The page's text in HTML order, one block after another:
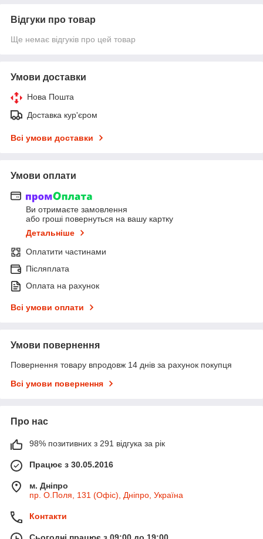
Відгуки про товар
Ще немає відгуків про цей товар
Умови доставки
Нова Пошта
Доставка кур'єром
Всі умови доставки
Умови оплати
Ви отримаєте замовлення
або гроші повернуться на вашу картку
Детальніше
Оплатити частинами
Післяплата
Оплата на рахунок
Всі умови оплати
Умови повернення
Повернення товару впродовж 14 днів за рахунок покупця
Всі умови повернення
Про нас
98% позитивних з 291 відгука за рік
Працює з 30.05.2016
м. Дніпро
пр. О.Поля, 131 (Офіс), Дніпро, Україна
Контакти